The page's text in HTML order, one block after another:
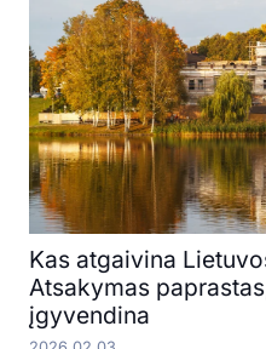
Kas atgaivina
Atsakymas
įgyvendina